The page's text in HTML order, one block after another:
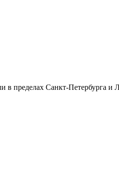
в пределах Санкт-Петербурга и